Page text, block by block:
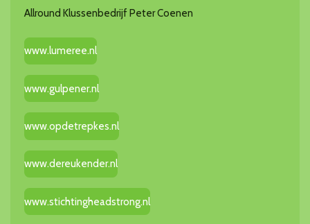
Allround Klussenbedrijf Peter Coenen
www.lumeree.nl
www.gulpener.nl
www.opdetrepkes.nl
www.dereukender.nl
www.stichtingheadstrong.nl